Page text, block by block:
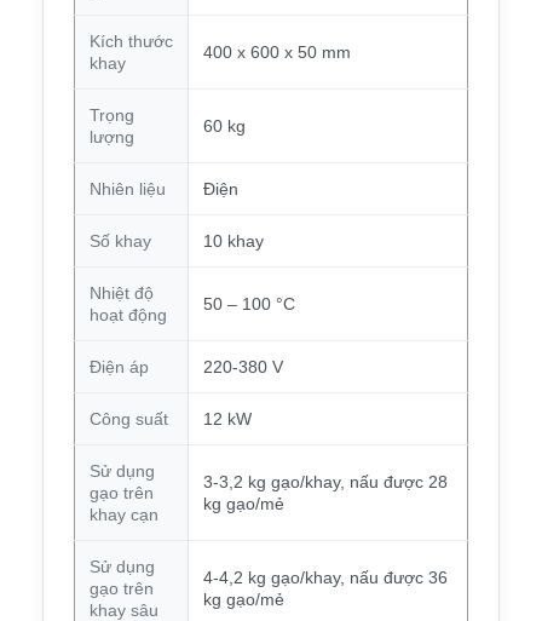
Kích thước
khay
400 x 600 x 50 mm
Trọng
lượng
60 kg
Nhiên liệu Điện
Số khay 10 khay
Nhiệt độ
hoạt động
50 – 100 °C
Điện áp 220-380 V
Công suất 12 kW
Sử dụng
gạo trên
khay cạn
3-3,2 kg gạo/khay, nấu được 28
kg gạo/mẻ
Sử dụng
gạo trên
khay sâu
4-4,2 kg gạo/khay, nấu được 36
kg gạo/mẻ